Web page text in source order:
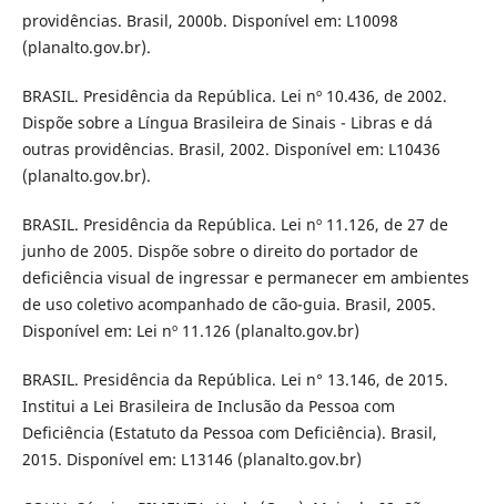
providências. Brasil, 2000b. Disponível em: L10098
(planalto.gov.br).
BRASIL. Presidência da República. Lei nº 10.436, de 2002.
Dispõe sobre a Língua Brasileira de Sinais - Libras e dá
outras providências. Brasil, 2002. Disponível em: L10436
(planalto.gov.br).
BRASIL. Presidência da República. Lei nº 11.126, de 27 de
junho de 2005. Dispõe sobre o direito do portador de
deficiência visual de ingressar e permanecer em ambientes
de uso coletivo acompanhado de cão-guia. Brasil, 2005.
Disponível em: Lei nº 11.126 (planalto.gov.br)
BRASIL. Presidência da República. Lei n° 13.146, de 2015.
Institui a Lei Brasileira de Inclusão da Pessoa com
Deficiência (Estatuto da Pessoa com Deficiência). Brasil,
2015. Disponível em: L13146 (planalto.gov.br)